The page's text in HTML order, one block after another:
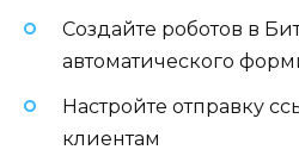
Создайте роботов в
автоматического
Настройте отправку
клиентам